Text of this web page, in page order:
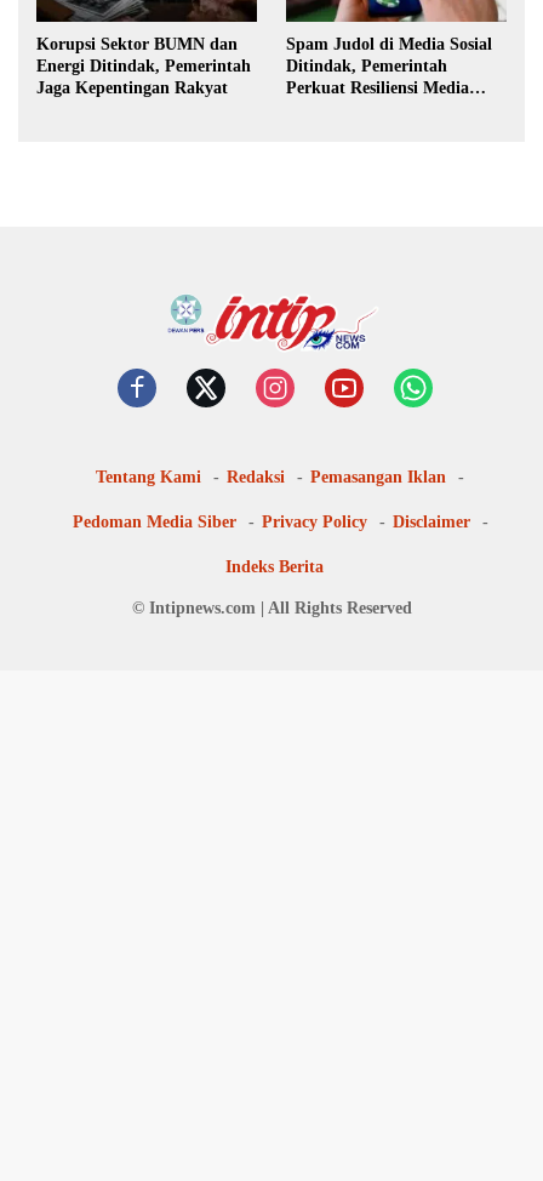
Korupsi Sektor BUMN dan
Energi Ditindak, Pemerintah
Jaga Kepentingan Rakyat
Spam Judol di Media Sosial
Ditindak, Pemerintah
Perkuat Resiliensi Media
Tentang Kami Redaksi Pemasangan Iklan
Pedoman Media Siber Privacy Policy Disclaimer
Indeks Berita
© Intipnews.com | All Rights Reserved